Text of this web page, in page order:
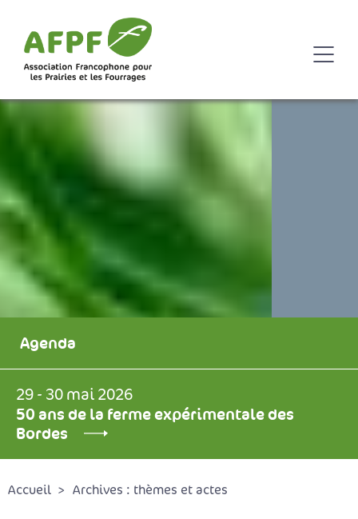
Agenda
29 - 30 mai 2026
50 ans de la ferme expérimentale des
Bordes
Accueil Archives : thèmes et actes